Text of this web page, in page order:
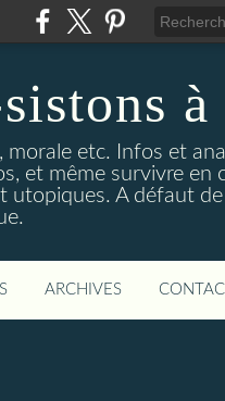
à
morale etc. Infos et
et même survivre en
utopiques. A défaut
ARCHIVES